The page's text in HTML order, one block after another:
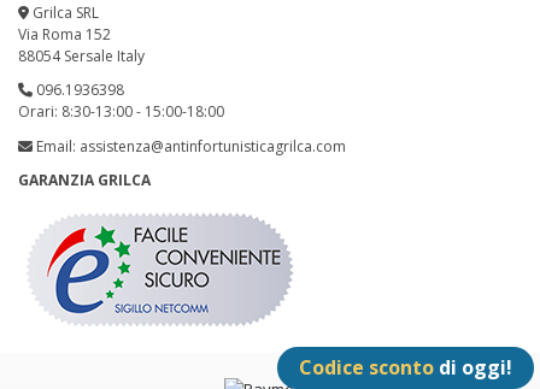
Grilca SRL
Via Roma 152
88054 Sersale Italy
096.1936398
Orari: 8:30-13:00 - 15:00-18:00
Email: assistenza@antinfortunisticagrilca.com
GARANZIA GRILCA
Codice sconto di oggi!